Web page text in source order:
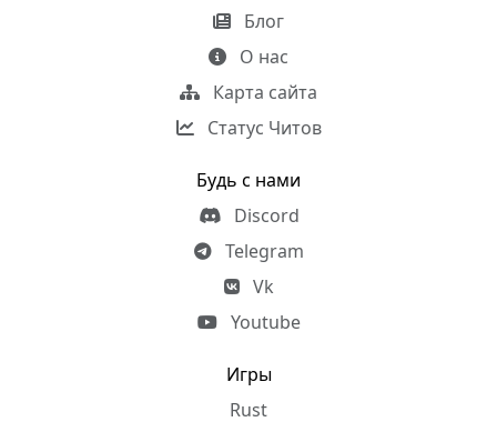
Блог
О нас
Карта сайта
Статус Читов
Будь с нами
Discord
Telegram
Vk
Youtube
Игры
Rust